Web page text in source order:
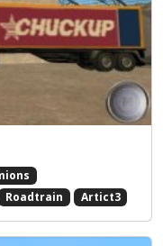
Roadtrain Artict3